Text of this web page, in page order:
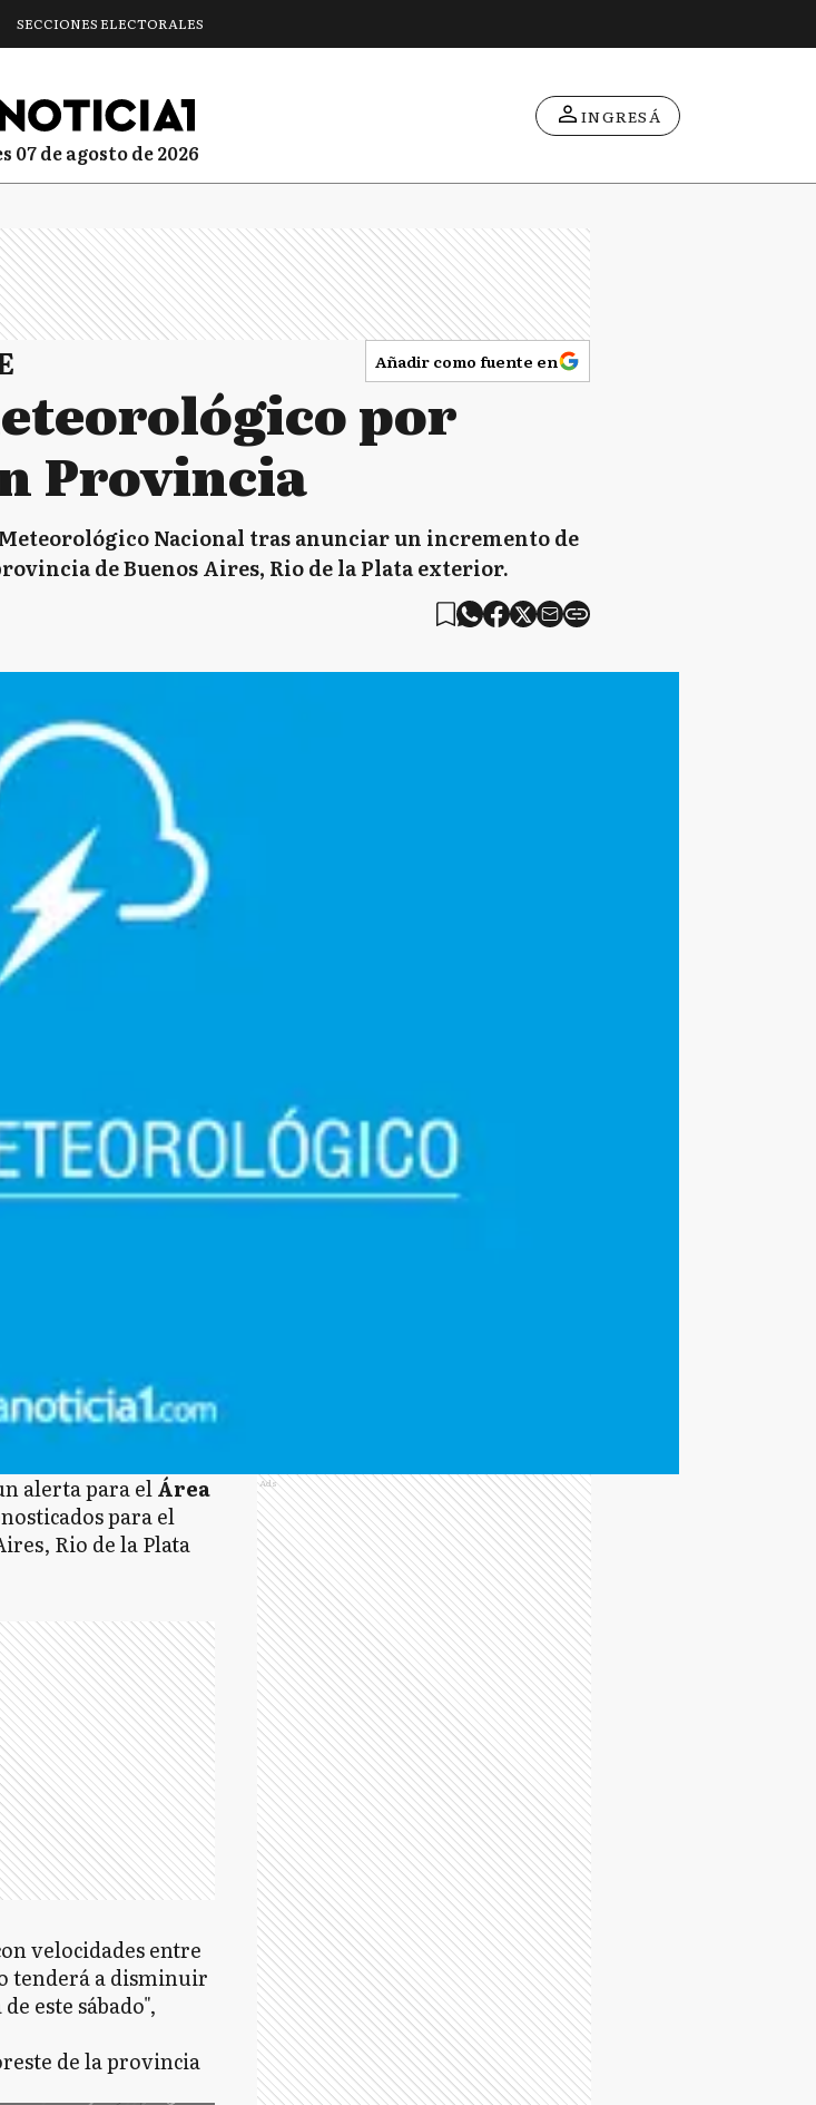
SECCIONES ELECTORALES
07 de agosto de 2026
INGRESÁ
Añadir como fuente en
por
Provincia
Nacional tras anunciar un incremento de
de Buenos Aires, Rio de la Plata exterior.
alerta para elÁrea
para el
Rio de la Plata
velocidades entre
tenderá a disminuir
este sábado",
de la provincia
Ads